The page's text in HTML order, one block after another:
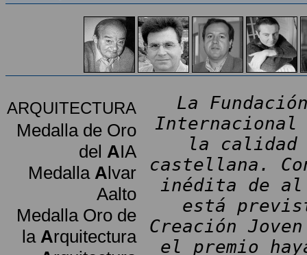
ARQUITECTURA
Medalla de Oro
del AIA
Medalla Alvar
Aalto
Medalla Oro de
la Arquitectura
La
Internacional
la calidad
castellana.
inédita de al
está
Creación
el premio